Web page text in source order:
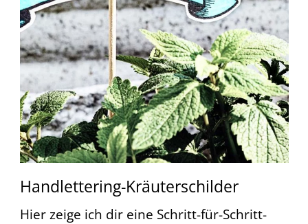
Handlettering-Kräuterschilder
Hier zeige ich dir eine Schritt-für-Schritt-